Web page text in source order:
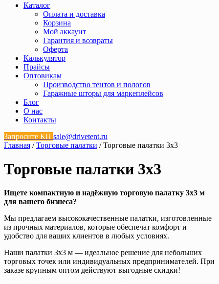
Каталог
Оплата и доставка
Корзина
Мой аккаунт
Гарантия и возвраты
Оферта
Калькулятор
Прайсы
Оптовикам
Производство тентов и пологов
Гаражные шторы для маркеплейсов
Блог
О нас
Контакты
Запросите КП sale@drivetent.ru
Главная /Торговые палатки / Торговые палатки 3х3
Торговые палатки 3х3
Ищете компактную и надёжную торговую палатку 3х3 м
для вашего бизнеса?
Мы предлагаем высококачественные палатки, изготовленные
из прочных материалов, которые обеспечат комфорт и
удобство для ваших клиентов в любых условиях.
Наши палатки 3х3 м — идеальное решение для небольших
торговых точек или индивидуальных предпринимателей. При
заказе крупным оптом действуют выгодные скидки!